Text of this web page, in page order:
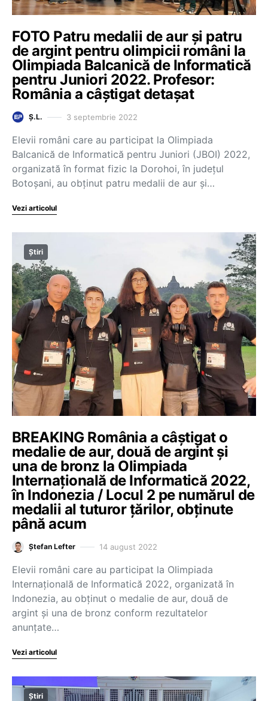
FOTO Patru medalii de aur și patru
de argint pentru olimpicii români la
Olimpiada Balcanică de Informatică
pentru Juniori 2022. Profesor:
România a câștigat detașat
Ș.L. 3 septembrie 2022
Elevii români care au participat la Olimpiada
Balcanică de Informatică pentru Juniori (JBOI) 2022,
organizată în format fizic la Dorohoi, în județul
Botoșani, au obținut patru medalii de aur și…
Vezi articolul
Știri
BREAKING România a câștigat o
medalie de aur, două de argint și
una de bronz la Olimpiada
Internațională de Informatică 2022,
în Indonezia / Locul 2 pe numărul de
medalii al tuturor țărilor, obținute
până acum
Ștefan Lefter 14 august 2022
Elevii români care au participat la Olimpiada
Internațională de Informatică 2022, organizată în
Indonezia, au obținut o medalie de aur, două de
argint și una de bronz conform rezultatelor
anunțate…
Vezi articolul
Știri